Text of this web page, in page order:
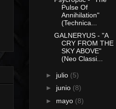
Pulse Of
Annihilation"
(Technica...
GALNERYUS - "A
CRY FROM THE
SKY ABOVE"
(Neo Classi...
► julio (5)
► junio (8)
► mayo (8)